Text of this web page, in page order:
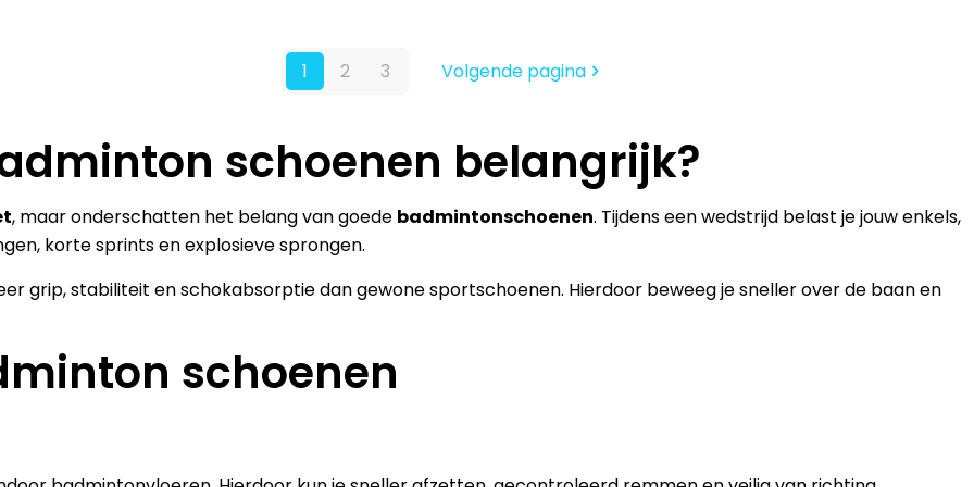
productpagina
productpagina
Deze
optie
gekozen
worden
op
Deze
optie
gekozen
worden
op
de
productpagina
variaties.
kan
gekozen
worden
productpagina
op
de
1 2 3 Volgende pagina
schoenen belangrijk?
, maar onderschatten het belang van goede badmintonschoenen. Tijdens een wedstrijd belast je jouw enkels,
korte sprints en explosieve sprongen.
grip, stabiliteit en schokabsorptie dan gewone sportschoenen. Hierdoor beweeg je sneller over de baan en
schoenen